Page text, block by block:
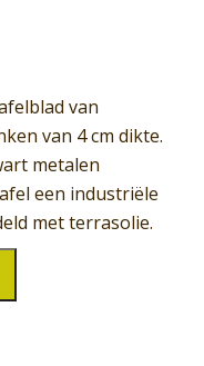
van
van 4 cm dikte.
metalen
een industriële
met terrasolie.